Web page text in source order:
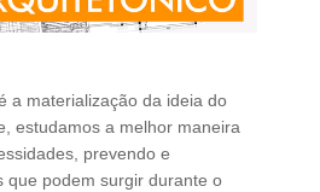
a materialização da ideia do
estudamos a melhor maneira
prevendo e
que podem surgir durante o